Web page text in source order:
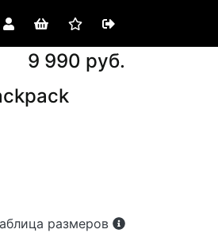
9 990 руб.
размеров